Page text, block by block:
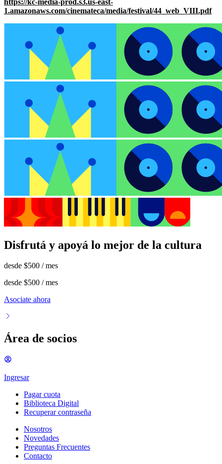
1.amazonaws.com/cinemateca/media/festival/44_web_VIII.pdf
Disfrutá y apoyá lo mejor de la cultura
desde $500 / mes
desde $500 / mes
Asociate ahora
Área de socios
Ingresar
Pagar cuota
Biblioteca Digital
Recuperar contraseña
Nosotros
Novedades
Preguntas Frecuentes
Contacto